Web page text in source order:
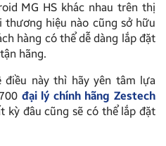
MG HS khác nhau trên thị
thương hiệu nào cũng sở hữu
hàng có thể dễ dàng lắp đặt
hãng.
điều này thì hãy yên tâm lựa
đại lý chính hãng Zestech
kỳ đâu cũng sẽ có thể lắp đặt